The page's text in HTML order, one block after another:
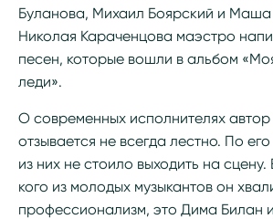
Буланова, Михаил Боярский и Маша
Николая Караченцова маэстро
песен, которые вошли в альбом
леди».
О современных исполнителях автор
отзывается не всегда лестно. По
из них не стоило выходить на сцену.
кого из молодых музыкантов он
профессионализм, это Дима Билан